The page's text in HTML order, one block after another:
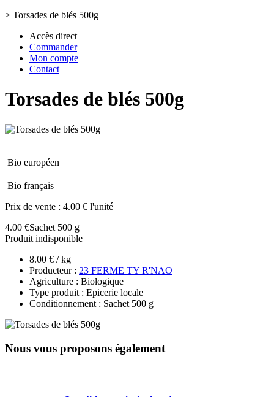
> Torsades de blés 500g
Accès direct
Commander
Mon compte
Contact
Torsades de blés 500g
Bio européen
Bio français
Prix de vente : 4.00 € l'unité
4.00 €Sachet 500 g
Produit indisponible
8.00 € / kg
Producteur : 23 FERME TY R'NAO
Agriculture : Biologique
Type produit : Epicerie locale
Conditionnement : Sachet 500 g
Nous vous proposons également